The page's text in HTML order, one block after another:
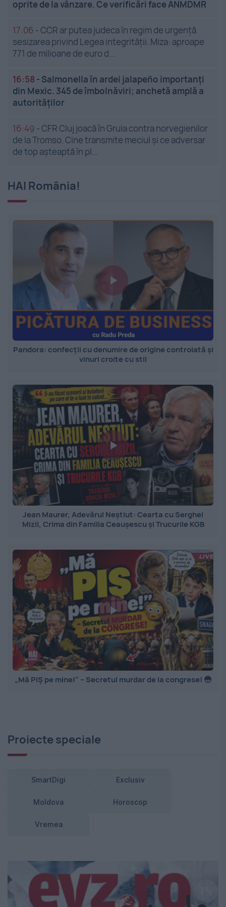
oprite de la vânzare. Ce verificări face ANMDMR
17:06 -CCR ar putea judeca în regim de urgență
sesizarea privind Legea integrității. Miza: aproape
771 de milioane de euro d...
16:58 - Salmonella în ardei jalapeño importanți
din Mexic. 345 de îmbolnăviri; anchetă amplă a
autorităților
16:49 -CFR Cluj joacă în Gruia contra norvegienilor
de la Tromso. Cine transmite meciul și ce adversar
de top așteaptă în pl...
HAI România!
Pandora: confecții cu denumire de origine controlată și
vinuri croite cu stil
Jean Maurer, Adevărul Neștiut: Cearta cu Serghei
Mizil, Crima din Familia Ceaușescu și Trucurile KGB
„Mă PIȘ pe mine!” – Secretul murdar de la congrese! 😳
Proiecte speciale
SmartDigi Exclusiv
Moldova Horoscop
Vremea